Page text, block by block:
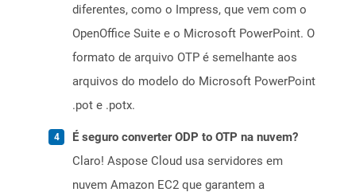
diferentes, como o Impress, que vem com o
OpenOffice Suite e o Microsoft PowerPoint. O
formato de arquivo OTP é semelhante aos
arquivos do modelo do Microsoft PowerPoint
.pot e .potx.
É seguro converter ODP to OTP na nuvem?
Claro! Aspose Cloud usa servidores em
nuvem Amazon EC2 que garantem a